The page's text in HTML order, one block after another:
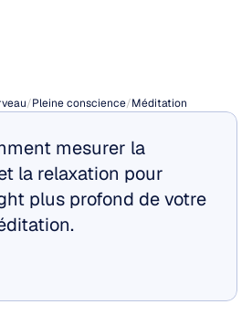
/Pleine conscience/Méditation
mesurer la
la relaxation pour
plus profond de votre